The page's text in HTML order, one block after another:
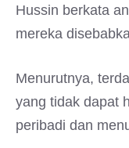
Hussin berkata
mereka
Menurutnya,
yang tidak dapat
peribadi dan